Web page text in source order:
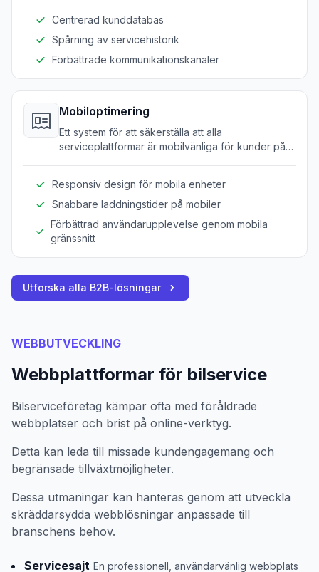
Centrerad kunddatabas
Spårning av servicehistorik
Förbättrade kommunikationskanaler
Mobiloptimering
Ett system för att säkerställa att alla
serviceplattformar är mobilvänliga för kunder på
Responsiv design för mobila enheter
Snabbare laddningstider på mobiler
Förbättrad användarupplevelse genom mobila
gränssnitt
Utforska alla B2B-lösningar
WEBBUTVECKLING
Webbplattformar för bilservice
Bilserviceföretag kämpar ofta med föråldrade
webbplatser och brist på online-verktyg.
Detta kan leda till missade kundengagemang och
begränsade tillväxtmöjligheter.
Dessa utmaningar kan hanteras genom att utveckla
skräddarsydda webblösningar anpassade till
branschens behov.
Servicesajt En professionell, användarvänlig webbplats